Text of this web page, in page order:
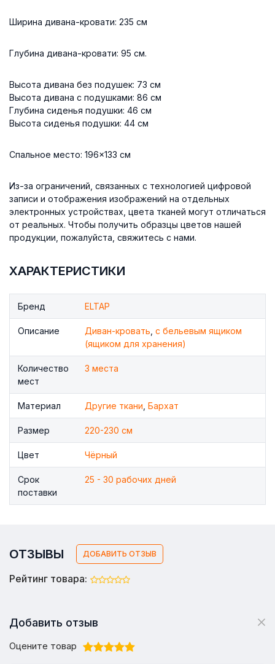
Ширина дивана-кровати: 235 см
Глубина дивана-кровати: 95 см.
Высота дивана без подушек: 73 см
Высота дивана с подушками: 86 см
Глубина сиденья подушки: 46 см
Высота сиденья подушки: 44 см
Спальное место: 196×133 см
Из-за ограничений, связанных с технологией цифровой
записи и отображения изображений на отдельных
электронных устройствах, цвета тканей могут отличаться
от реальных. Чтобы получить образцы цветов нашей
продукции, пожалуйста, свяжитесь с нами.
ХАРАКТЕРИСТИКИ
Бренд ELTAP
Описание Диван-кровать с бельевым ящиком
(ящиком для хранения)
Количество
мест
3 места
Материал Другие ткани Бархат
Размер 220-230 см
Цвет Чёрный
Срок
поставки
25 - 30 рабочих дней
ОТЗЫВЫ ДОБАВИТЬ ОТЗЫВ
Рейтинг товара:
Добавить отзыв
Оцените товар